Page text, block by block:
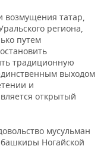
возмущения татар,
региона,
путем
традиционную
выходом
и
открытый
мусульман
башкиры Ногайской